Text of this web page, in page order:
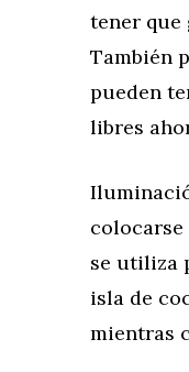
tener que
También
pueden
libres
se utiliza
isla de
mientras